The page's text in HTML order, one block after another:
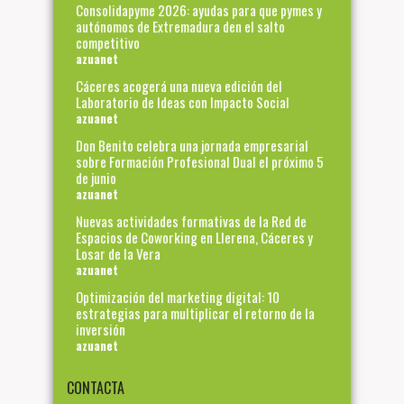
Consolidapyme 2026: ayudas para que pymes y
autónomos de Extremadura den el salto
competitivo
azuanet
Cáceres acogerá una nueva edición del
Laboratorio de Ideas con Impacto Social
azuanet
Don Benito celebra una jornada empresarial
sobre Formación Profesional Dual el próximo 5
de junio
azuanet
Nuevas actividades formativas de la Red de
Espacios de Coworking en Llerena, Cáceres y
Losar de la Vera
azuanet
Optimización del marketing digital: 10
estrategias para multiplicar el retorno de la
inversión
azuanet
CONTACTA